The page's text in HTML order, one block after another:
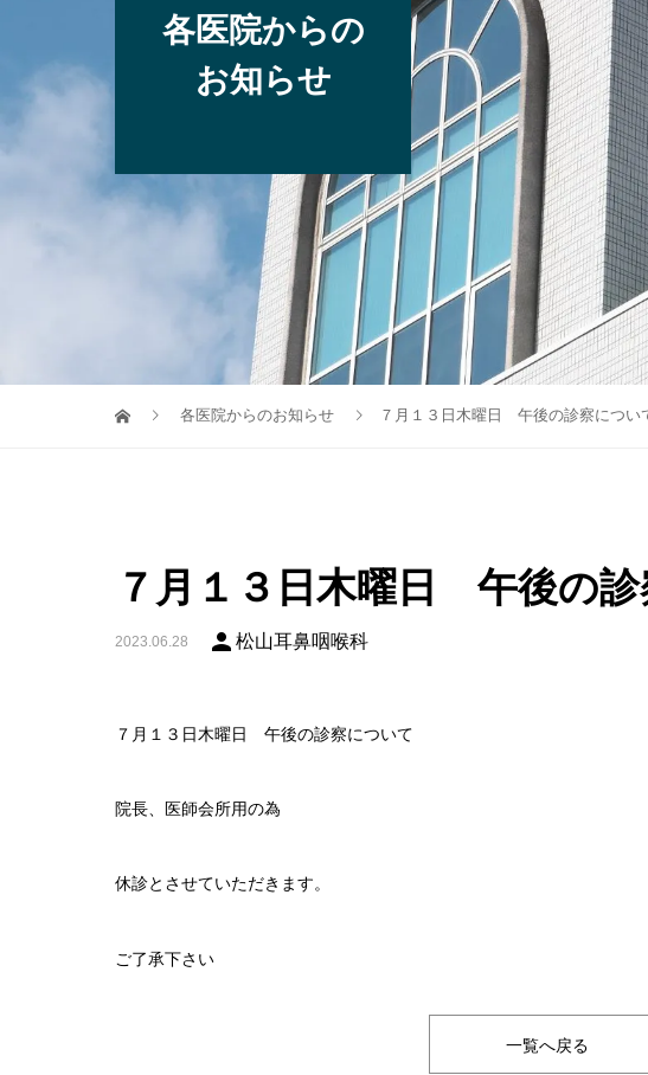
各医院からの
お知らせ
各医院からのお知らせ ７月１３日木曜日 午後の診察につい
７月１３日木曜日 午後の診
2023.06.28 person 松山耳鼻咽喉科
７月１３日木曜日 午後の診察について
院長、医師会所用の為
休診とさせていただきます。
ご了承下さい
一覧へ戻る